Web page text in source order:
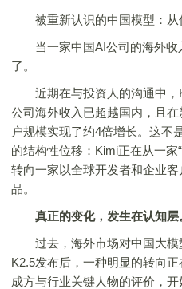
被重新认识的中国模型：从
当一家中国AI公司的海外收
了。
近期在与投资人的沟通中，
公司海外收入已超越国内，且
户规模实现了约4倍增长。这不
的结构性位移：Kimi正在从一家
转向一家以全球开发者和企业
品。
真正的变化，发生在认知层
过去，海外市场对中国大模
K2.5发布后，一种明显的转向
成方与行业关键人物的评价，